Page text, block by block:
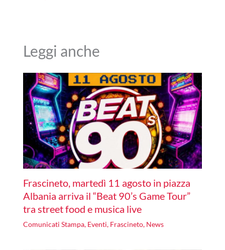
Leggi anche
Frascineto, martedì 11 agosto in piazza
Albania arriva il “Beat 90’s Game Tour”
tra street food e musica live
Comunicati Stampa, Eventi, Frascineto, News